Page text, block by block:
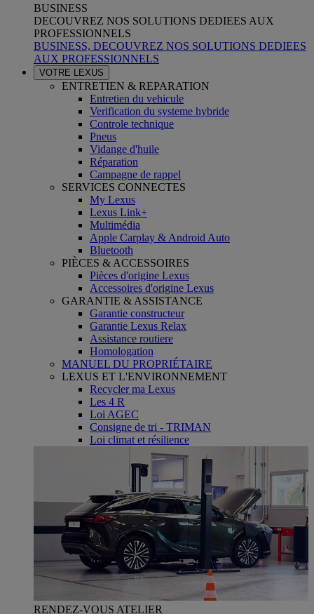
BUSINESS
DECOUVREZ NOS SOLUTIONS DEDIEES AUX
PROFESSIONNELS
BUSINESS, DECOUVREZ NOS SOLUTIONS DEDIEES
AUX PROFESSIONNELS
VOTRE LEXUS
ENTRETIEN & REPARATION
Entretien du vehicule
Verification du systeme hybride
Controle technique
Pneus
Vidange d'huile
Réparation
Campagne de rappel
SERVICES CONNECTES
My Lexus
Lexus Link+
Multimédia
Apple Carplay & Android Auto
Bluetooth
PIÈCES & ACCESSOIRES
Pièces d'origine Lexus
Accessoires d'origine Lexus
GARANTIE & ASSISTANCE
Garantie constructeur
Garantie Lexus Relax
Assistance routiere
Homologation
MANUEL DU PROPRIÉTAIRE
LEXUS ET L'ENVIRONNEMENT
Recycler ma Lexus
Les 4 R
Loi AGEC
Consigne de tri - TRIMAN
Loi climat et résilience
RENDEZ-VOUS ATELIER